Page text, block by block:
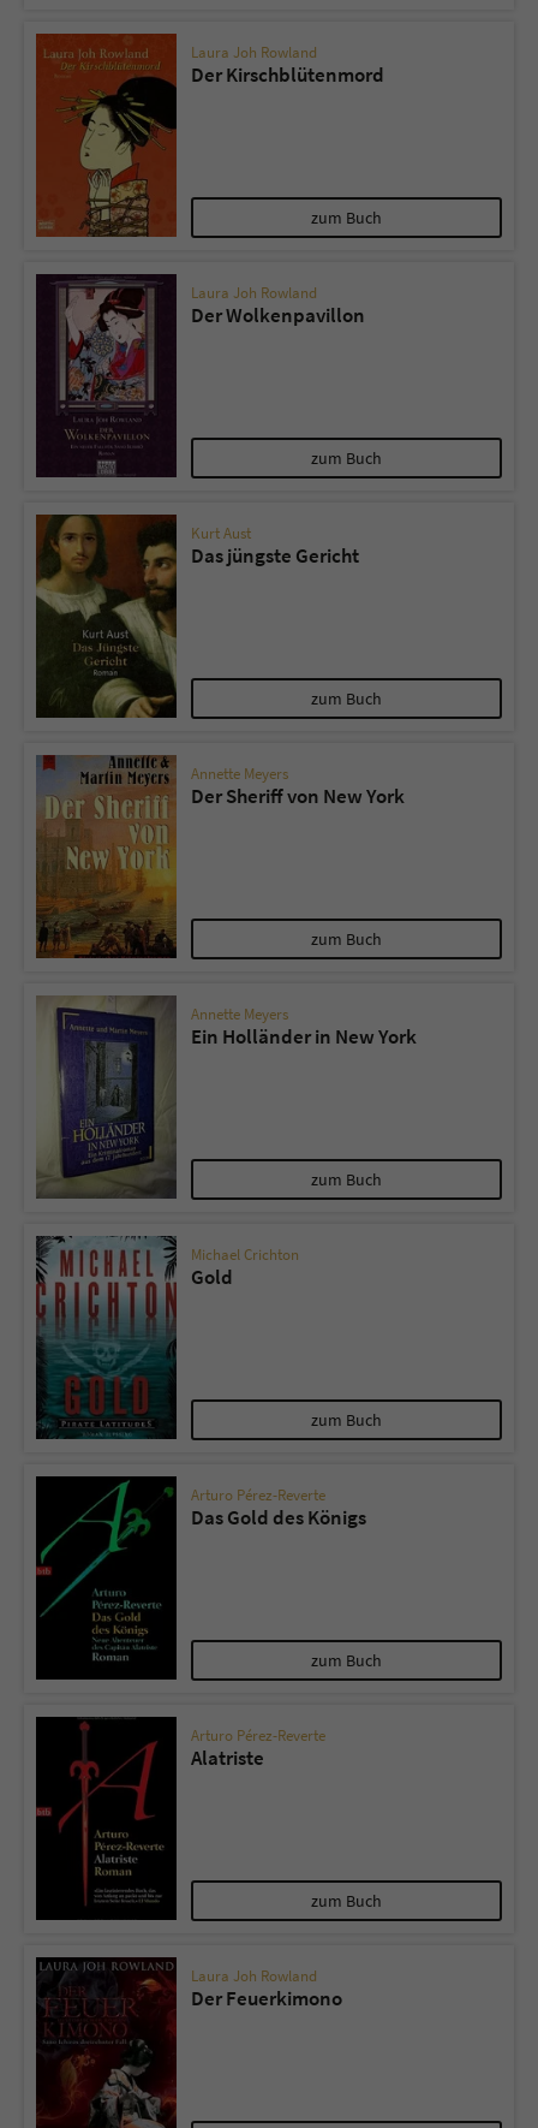
Laura Joh Rowland
Der Kirschblütenmord
zum Buch
Laura Joh Rowland
Der Wolkenpavillon
zum Buch
Kurt Aust
Das jüngste Gericht
zum Buch
Annette Meyers
Der Sheriff von New York
zum Buch
Annette Meyers
Ein Holländer in New York
zum Buch
Michael Crichton
Gold
zum Buch
Arturo Pérez-Reverte
Das Gold des Königs
zum Buch
Arturo Pérez-Reverte
Alatriste
zum Buch
Laura Joh Rowland
Der Feuerkimono